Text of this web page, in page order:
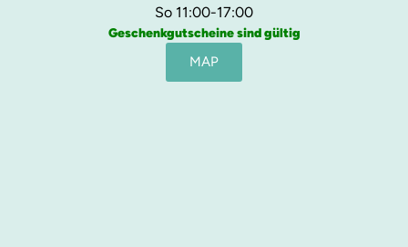
So 11:00-17:00
Geschenkgutscheine sind gültig
MAP